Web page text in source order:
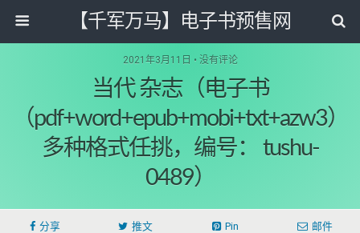
【千军万马】电子书预售网
2021年3月11日 • 没有评论
当代 杂志（电子书
（pdf+word+epub+mobi+txt+azw3）
多种格式任挑，编号： tushu-
0489）
分享 推文 Pin 邮件